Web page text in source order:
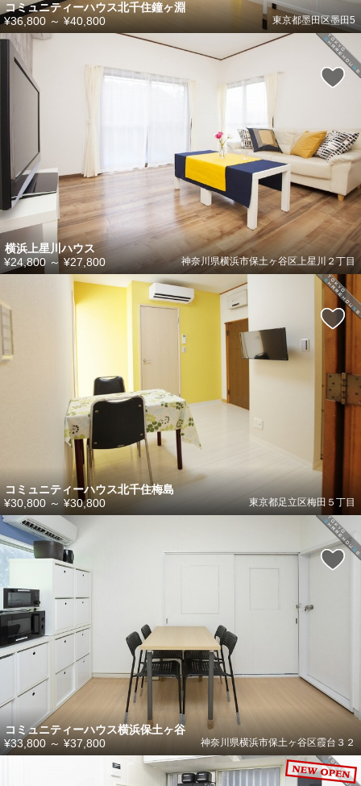
コミュニティーハウス北千住鐘ヶ淵
東京都墨田区墨田5
¥36,800 ～ ¥40,800
横浜上星川ハウス
神奈川県横浜市保土ヶ谷区上星川２丁目
¥24,800～ ¥27,800
コミュニティーハウス北千住梅島
東京都足立区梅田５丁目
¥30,800 ～ ¥30,800
コミュニティーハウス横浜保土ヶ谷
神奈川県横浜市保土ヶ谷区霞台３２
¥33,800～¥37,800